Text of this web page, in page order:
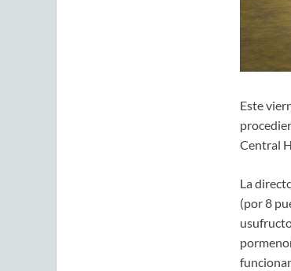
Este
Central
La
(por 8